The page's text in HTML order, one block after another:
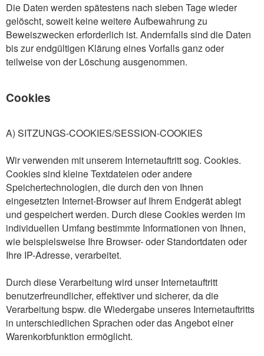
Die Daten werden spätestens nach sieben Tage wieder
gelöscht, soweit keine weitere Aufbewahrung zu
Beweiszwecken erforderlich ist. Andernfalls sind die Daten
bis zur endgültigen Klärung eines Vorfalls ganz oder
teilweise von der Löschung ausgenommen.
Cookies
A) SITZUNGS-COOKIES/SESSION-COOKIES
Wir verwenden mit unserem Internetauftritt sog. Cookies.
Cookies sind kleine Textdateien oder andere
Speichertechnologien, die durch den von Ihnen
eingesetzten Internet-Browser auf Ihrem Endgerät ablegt
und gespeichert werden. Durch diese Cookies werden im
individuellen Umfang bestimmte Informationen von Ihnen,
wie beispielsweise Ihre Browser- oder Standortdaten oder
Ihre IP-Adresse, verarbeitet.
Durch diese Verarbeitung wird unser Internetauftritt
benutzerfreundlicher, effektiver und sicherer, da die
Verarbeitung bspw. die Wiedergabe unseres Internetauftritts
in unterschiedlichen Sprachen oder das Angebot einer
Warenkorbfunktion ermöglicht.